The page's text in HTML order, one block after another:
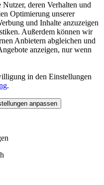
deren Verhalten und
Optimierung unserer
und Inhalte anzuzeigen
Außerdem können wir
Anbietern abgleichen und
anzeigen, nur wenn
in den Einstellungen
.
anpassen